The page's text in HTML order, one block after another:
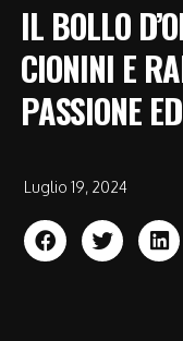
IL BOLLO
CIONINI E
PASSIONE
Luglio 19, 2024